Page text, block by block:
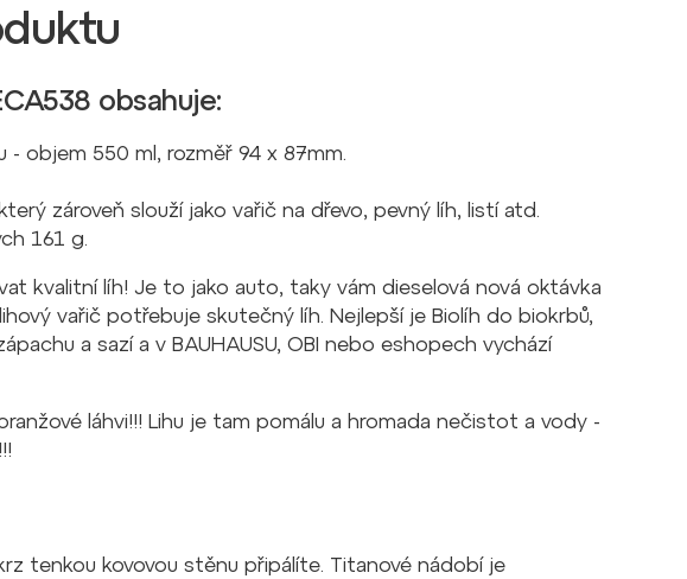
obsahuje:
- objem 550 ml, rozměř 94 x 87mm.
zároveň slouží jako vařič na dřevo, pevný líh, listí atd.
161 g.
kvalitní líh! Je to jako auto, taky vám dieselová nová oktávka
vařič potřebuje skutečný líh. Nejlepší je Biolíh do biokrbů,
a sazí a v BAUHAUSU, OBI nebo eshopech vychází
láhvi!!! Lihu je tam pomálu a hromada nečistot a vody -
tenkou kovovou stěnu připálíte. Titanové nádobí je